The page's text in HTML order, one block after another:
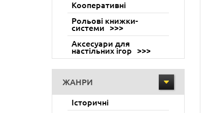
Кооперативні
Рольові книжки-
системи
Аксесуари для
настільних ігор
ЖАНРИ
Історичні